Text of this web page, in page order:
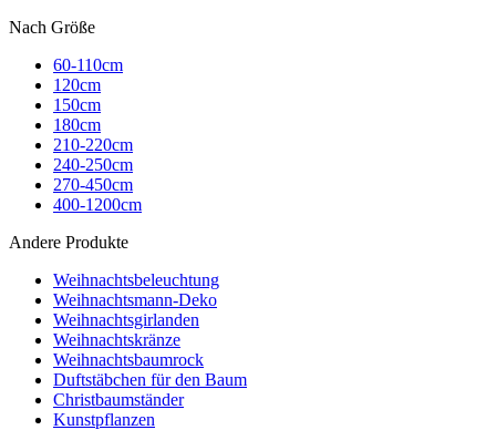
Nach Größe
60-110cm
120cm
150cm
180cm
210-220cm
240-250cm
270-450cm
400-1200cm
Andere Produkte
Weihnachtsbeleuchtung
Weihnachtsmann-Deko
Weihnachtsgirlanden
Weihnachtskränze
Weihnachtsbaumrock
Duftstäbchen für den Baum
Christbaumständer
Kunstpflanzen